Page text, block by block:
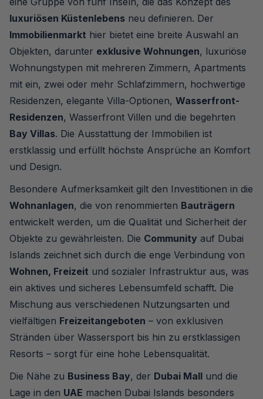
luxuriösen Küstenlebens neu definieren. Der
Immobilienmarkt hier bietet eine breite Auswahl an
Objekten, darunter exklusive Wohnungen, luxuriöse
Wohnungstypen mit mehreren Zimmern, Apartments
mit ein, zwei oder mehr Schlafzimmern, hochwertige
Residenzen, elegante Villa-Optionen, Wasserfront-
Residenzen, Wasserfront Villen und die begehrten
Bay Villas. Die Ausstattung der Immobilien ist
erstklassig und erfüllt höchste Ansprüche an Komfort
und Design.
Besondere Aufmerksamkeit gilt den Investitionen in die
Wohnanlagen, die von renommierten Bauträgern
entwickelt werden, um die Qualität und Sicherheit der
Objekte zu gewährleisten. Die Community auf Dubai
Islands zeichnet sich durch die enge Verbindung von
Wohnen, Freizeit und sozialer Infrastruktur aus, was
ein aktives und sicheres Lebensumfeld schafft. Die
Mischung aus verschiedenen Nutzungsarten und
vielfältigen Freizeitangeboten – von exklusiven
Stränden über Wassersport bis hin zu erstklassigen
Resorts – sorgt für eine hohe Lebensqualität.
Die Nähe zu Business Bay, der Dubai Mall und die
Lage in den UAE machen Dubai Islands besonders